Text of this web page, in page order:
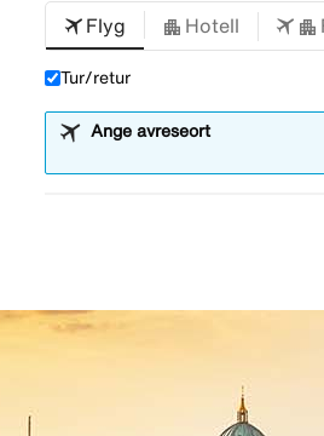
Flyg Hotell
Tur/retur
Ange avreseort